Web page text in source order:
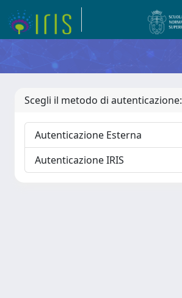
Scegli il metodo di autenticazione:
Autenticazione Esterna
Autenticazione IRIS